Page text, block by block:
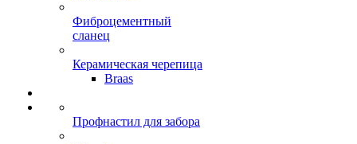
Фиброцементный
сланец
Керамическая черепица
Braas
Профнастил для забора